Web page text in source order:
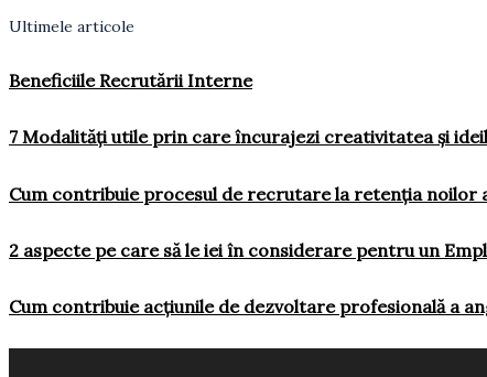
Ultimele articole
Beneficiile Recrutării Interne
7 Modalități utile prin care încurajezi creativitatea și
Cum contribuie procesul de recrutare la retenția noilor
2 aspecte pe care să le iei în considerare pentru un
Cum contribuie acțiunile de dezvoltare profesională a